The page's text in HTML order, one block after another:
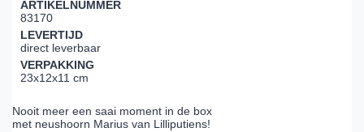
ARTIKELNUMMER
83170
LEVERTIJD
direct leverbaar
VERPAKKING
23x12x11 cm
Nooit meer een saai moment in de box
met neushoorn Marius van Lilliputiens!